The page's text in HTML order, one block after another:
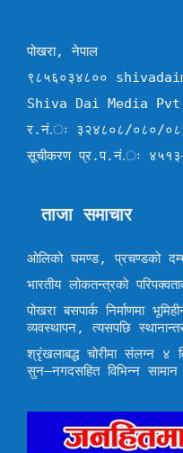
पोखरा, नेपाल
९८५६०३४८००
Shiva Dai Media
र.नं.ः ३२४८०८/०८०/
सूचीकरण प्र.प.नं.ः
ताजा समाचार
ओलिको घमण्ड, प्रचण्डको
भारतीय लोकतन्त्रको
पोखरा बसपार्क निर्माणमा
व्यवस्थापन, त्यसपछि
श्रृंखलाबद्ध चोरीमा संलग्न ४
सुन–नगदसहित विभिन्न सामान